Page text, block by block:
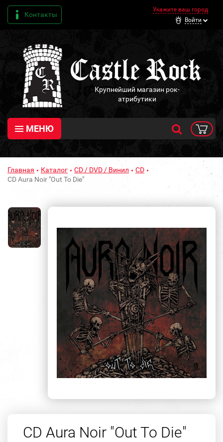
Контакты
Укажите ваш город
Войти
Крупнейший магазин рок-
атрибутики
МЕНЮ
Главная Каталог CD / DVD / Винил
CD
CD Aura Noir "Out To Die"
CD Aura Noir "Out To Die"